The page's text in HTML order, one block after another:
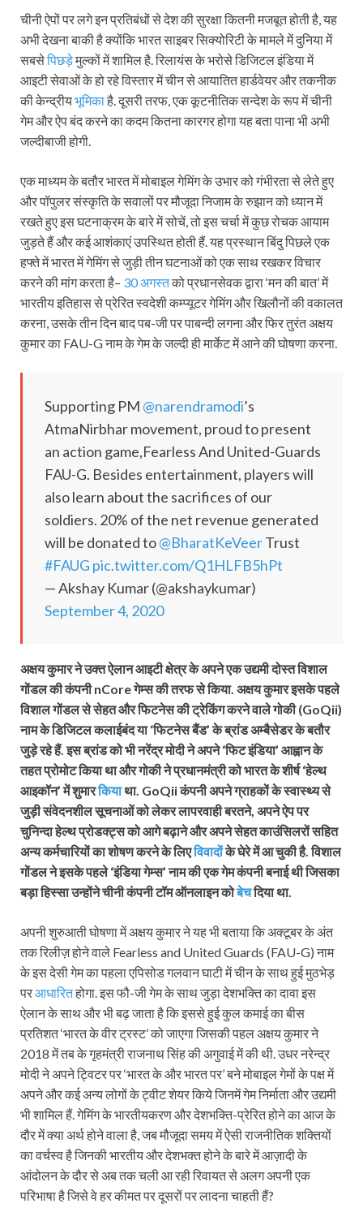
चीनी ऐपों पर लगे इन प्रतिबंधों से देश की सुरक्षा कितनी मजबूत होती है, यह
अभी देखना बाकी है क्योंकि भारत साइबर सिक्योरिटी के मामले में दुनिया में
सबसेपिछड़ेमुल्कों में शामिल है. रिलायंस के भरोसे डिजिटल इंडिया में
आइटी सेवाओं के हो रहे विस्तार में चीन से आयातित हार्डवेयर और तकनीक
की केन्द्रीयभूमिकाहै. दूसरी तरफ, एक कूटनीतिक सन्देश के रूप में चीनी
गेम और ऐप बंद करने का कदम कितना कारगर होगा यह बता पाना भी अभी
जल्दीबाजी होगी.
एक माध्यम के बतौर भारत में मोबाइल गेमिंग के उभार को गंभीरता से लेते हुए
और पॉपुलर संस्कृति के सवालों पर मौजूदा निजाम के रुझान को ध्यान में
रखते हुए इस घटनाक्रम के बारे में सोचें, तो इस चर्चा में कुछ रोचक आयाम
जुड़ते हैं और कई आशंकाएं उपस्थित होती हैं. यह प्रस्थान बिंदु पिछले एक
हफ्ते में भारत में गेमिंग से जुड़ी तीन घटनाओं को एक साथ रखकर विचार
करने की मांग करता है– 30 अगस्तको प्रधानसेवक द्वारा ‘मन की बात’ में
भारतीय इतिहास से प्रेरित स्वदेशी कम्प्यूटर गेमिंग और खिलौनों की वकालत
करना, उसके तीन दिन बाद पब-जी पर पाबन्दी लगना और फिर तुरंत अक्षय
कुमार का FAU-G नाम के गेम के जल्दी ही मार्केट में आने की घोषणा करना.
Supporting PM @narendramodi’s
AtmaNirbhar movement, proud to present
an action game,Fearless And United-Guards
FAU-G. Besides entertainment, players will
also learn about the sacrifices of our
soldiers. 20% of the net revenue generated
will be donated to@BharatKeVeerTrust
#FAUG pic.twitter.com/Q1HLFB5hPt
— Akshay Kumar (@akshaykumar)
September 4, 2020
अक्षय कुमार ने उक्त ऐलान आइटी क्षेत्र के अपने एक उद्यमी दोस्त विशाल
गोंडल की कंपनी nCore गेम्स की तरफ से किया. अक्षय कुमार इसके पहले
विशाल गोंडल से सेहत और फिटनेस की ट्रेकिंग करने वाले गोकी (GoQii)
नाम के डिजिटल कलाईबंद या ‘फिटनेस बैंड’ के ब्रांड अम्बैसेडर के बतौर
जुड़े रहे हैं. इस ब्रांड को भी नरेंद्र मोदी ने अपने ‘फिट इंडिया’ आह्वान के
तहत प्रोमोट किया था और गोकी ने प्रधानमंत्री को भारत के शीर्ष ‘हेल्थ
आइकॉन’ में शुमारकियाथा. GoQii कंपनी अपने ग्राहकों के स्वास्थ्य से
जुड़ी संवेदनशील सूचनाओं को लेकर लापरवाही बरतने, अपने ऐप पर
चुनिन्दा हेल्थ प्रोडक्ट्स को आगे बढ़ाने और अपने सेहत काउंसिलरों सहित
अन्य कर्मचारियों का शोषण करने के लिएविवादोंके घेरे में आ चुकी है. विशाल
गोंडल ने इसके पहले ‘इंडिया गेम्स’ नाम की एक गेम कंपनी बनाई थी जिसका
बड़ा हिस्सा उन्होंने चीनी कंपनी टॉम ऑनलाइन कोबेचदिया था.
अपनी शुरुआती घोषणा में अक्षय कुमार ने यह भी बताया कि अक्‍टूबर के अंत
तक रिलीज़ होने वाले Fearless and United Guards (FAU-G) नाम
के इस देसी गेम का पहला एपिसोड गलवान घाटी में चीन के साथ हुई मुठभेड़
परआधारितहोगा. इस फौ-जी गेम के साथ जुड़ा देशभक्ति का दावा इस
ऐलान के साथ और भी बढ़ जाता है कि इससे हुई कुल कमाई का बीस
प्रतिशत ‘भारत के वीर ट्रस्ट’ को जाएगा जिसकी पहल अक्षय कुमार ने
2018 में तब के गृहमंत्री राजनाथ सिंह की अगुवाई में की थी. उधर नरेन्द्र
मोदी ने अपने ट्विटर पर ‘भारत के और भारत पर’ बने मोबाइल गेमों के पक्ष में
अपने और कई अन्य लोगों के ट्वीट शेयर किये जिनमें गेम निर्माता और उद्यमी
भी शामिल हैं. गेमिंग के भारतीयकरण और देशभक्ति-प्रेरित होने का आज के
दौर में क्या अर्थ होने वाला है, जब मौजूदा समय में ऐसी राजनीतिक शक्तियों
का वर्चस्व है जिनकी भारतीय और देशभक्त होने के बारे में आज़ादी के
आंदोलन के दौर से अब तक चली आ रही रिवायत से अलग अपनी एक
परिभाषा है जिसे वे हर कीमत पर दूसरों पर लादना चाहती हैं?